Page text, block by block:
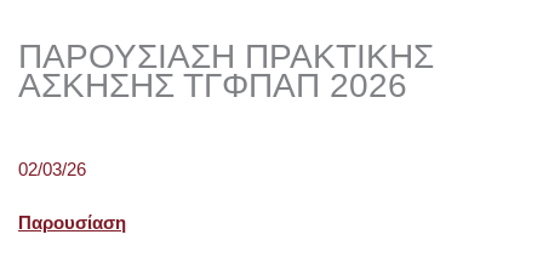
ΠΑΡΟΥΣΙΑΣΗ ΠΡΑΚΤΙΚΗΣ
ΑΣΚΗΣΗΣ ΤΓΦΠΑΠ 2026
02/03/26
Παρουσίαση